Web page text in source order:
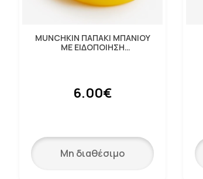
MUNCHKIN ΠΑΠΑΚΙ ΜΠΑΝΙΟΥ
ΜΕ ΕΙΔΟΠΟΙΗΣΗ
6.00€
Μη διαθέσιμο